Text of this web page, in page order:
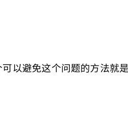
以避免这个问题的方法就